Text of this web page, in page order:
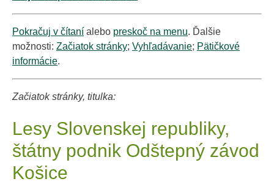
Pokračuj v čítaní alebo preskoč na menu. Ďalšie
možnosti: Začiatok stránky; Vyhľadávanie; Pätičkové
informácie.
Začiatok stránky, titulka:
Lesy Slovenskej republiky,
štátny podnik Odštepný závod
Košice